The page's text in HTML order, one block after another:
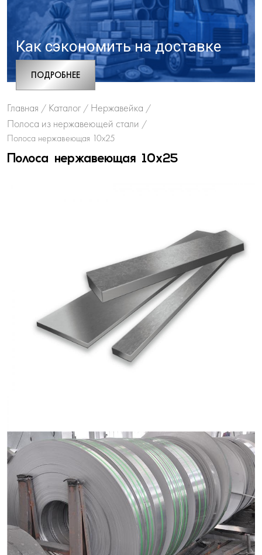
Как сэкономить на доставке
ПОДРОБНЕЕ
Главная / Каталог / Нержавейка /
Полоса из нержавеющей стали /
Полоса нержавеющая 10х25
Полоса нержавеющая 10х25